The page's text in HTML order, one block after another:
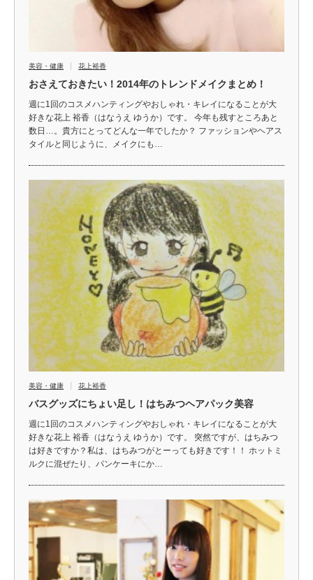
美容・健康 花上裕香
おさえておきたい！2014年のトレンドメイクまとめ！
週に1回のコスメハンティングやおしゃれ・キレイになることが大
好きな花上 裕香（はなうえ ゆうか）です。 今年も残すところあと
数日…。貴方にとってどんな一年でしたか？ ファッションやヘアス
タイルと同じように、メイクにも…
美容・健康 花上裕香
バスグッズにちょい足し！はちみつヘアパック美容
週に1回のコスメハンティングやおしゃれ・キレイになることが大
好きな花上 裕香（はなうえ ゆうか）です。 突然ですが、はちみつ
は好きですか？私は、はちみつがとーっても好きです！！ ホットミ
ルクに混ぜたり、パンケーキにか…